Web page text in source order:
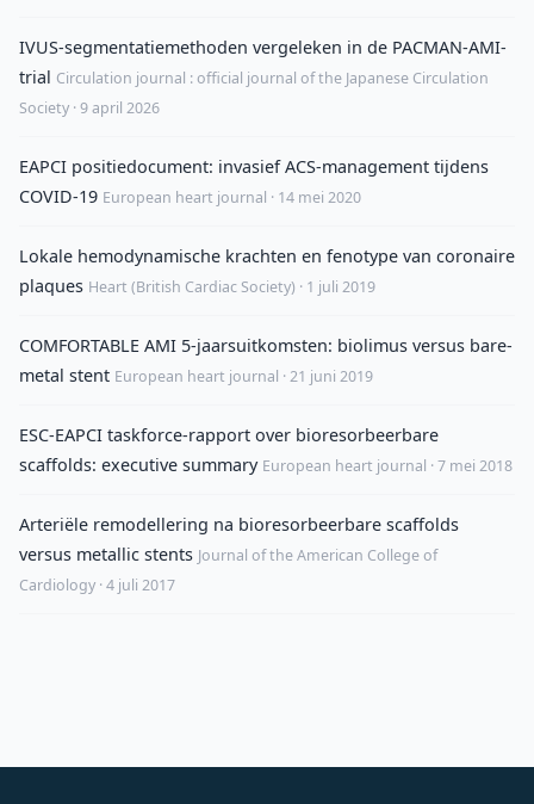
IVUS-segmentatiemethoden vergeleken in de PACMAN-AMI-
trial Circulation journal : official journal of the Japanese Circulation
Society · 9 april 2026
EAPCI positiedocument: invasief ACS-management tijdens
COVID-19 European heart journal · 14 mei 2020
Lokale hemodynamische krachten en fenotype van coronaire
plaques Heart (British Cardiac Society) · 1 juli 2019
COMFORTABLE AMI 5-jaarsuitkomsten: biolimus versus bare-
metal stent European heart journal · 21 juni 2019
ESC-EAPCI taskforce-rapport over bioresorbeerbare
scaffolds: executive summary European heart journal · 7 mei 2018
Arteriële remodellering na bioresorbeerbare scaffolds
versus metallic stents Journal of the American College of
Cardiology · 4 juli 2017